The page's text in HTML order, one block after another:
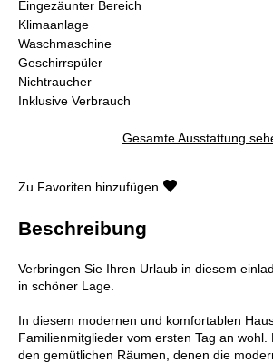
Eingezäunter Bereich
Klimaanlage
Waschmaschine
Geschirrspüler
Nichtraucher
Inklusive Verbrauch
Gesamte Ausstattung
Zu Favoriten hinzufügen
Beschreibung
Verbringen Sie Ihren Urlaub in diesem
in schöner Lage.
In diesem modernen und komfortablen
Familienmitglieder vom ersten Tag an wohl.
den gemütlichen Räumen, denen die